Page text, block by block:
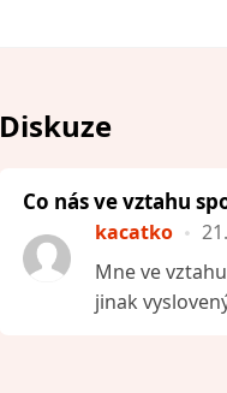
Diskuze
Co nás ve vztahu
kacatko
Mne ve
jinak